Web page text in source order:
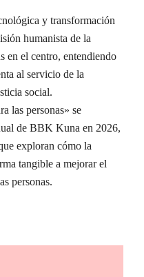
y transformación
humanista de la
en el centro, entendiendo
al servicio de la
social.
las personas» se
de BBK Kuna en 2026,
exploran cómo la
tangible a mejorar el
personas.